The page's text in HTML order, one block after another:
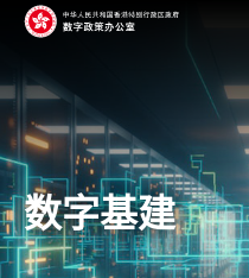
数字基建